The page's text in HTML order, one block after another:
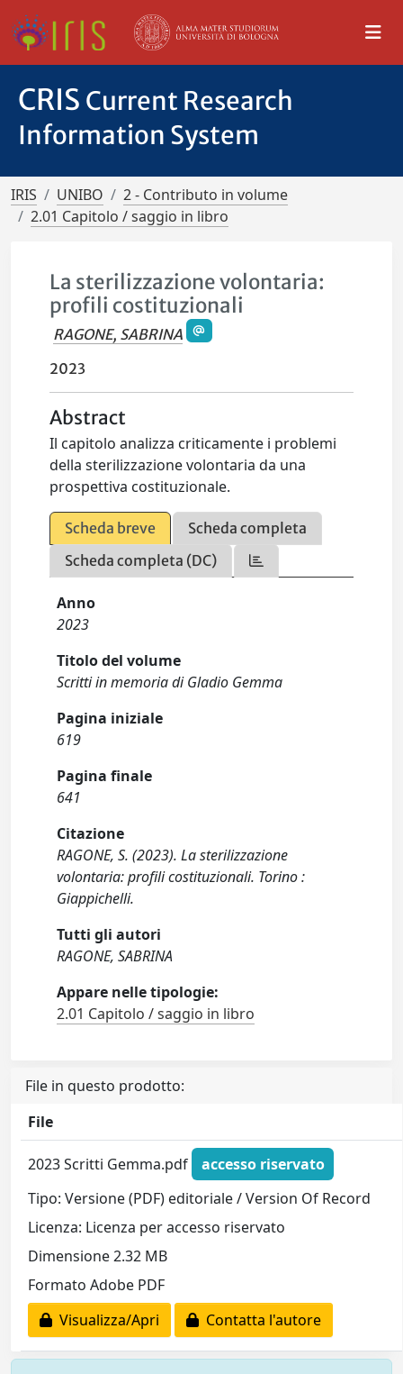
CRIS Current Research
Information System
IRIS UNIBO
2 - Contributo in volume
2.01 Capitolo / saggio in libro
La sterilizzazione volontaria:
profili costituzionali
RAGONE, SABRINA
2023
Abstract
Il capitolo analizza criticamente i problemi
della sterilizzazione volontaria da una
prospettiva costituzionale.
Scheda breve
Scheda completa
Scheda completa (DC)
Anno
2023
Titolo del volume
Scritti in memoria di Gladio Gemma
Pagina iniziale
619
Pagina finale
641
Citazione
RAGONE, S. (2023). La sterilizzazione
volontaria: profili costituzionali. Torino :
Giappichelli.
Tutti gli autori
RAGONE, SABRINA
Appare nelle tipologie:
2.01 Capitolo / saggio in libro
File in questo prodotto:
File
2023 Scritti Gemma.pdf
accesso riservato
Tipo: Versione (PDF) editoriale / Version Of Record
Licenza: Licenza per accesso riservato
Dimensione 2.32 MB
Formato Adobe PDF
Visualizza/Apri
Contatta l'autore